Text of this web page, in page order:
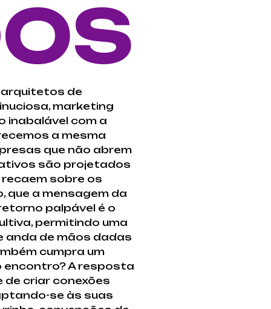
arquitetos de
marketing
inabalável com a
a mesma
que não abrem
são projetados
sobre os
que a mensagem da
palpável é o
permitindo uma
anda de mãos dadas
cumpra um
encontro? A resposta
de criar conexões
se às suas